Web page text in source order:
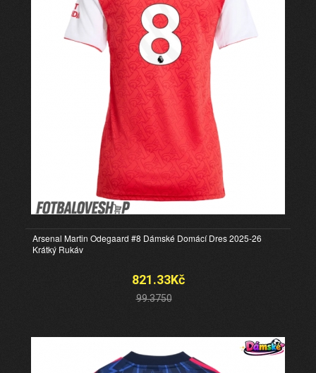
Arsenal Martin Odegaard #8 Dámské Domácí Dres 2025-26
Krátký Rukáv
821.33Kč
99.3750